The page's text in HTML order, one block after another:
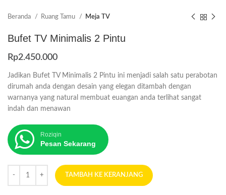
Beranda Ruang Tamu Meja TV
Bufet TV Minimalis 2 Pintu
Rp2.450.000
Jadikan Bufet TV Minimalis 2 Pintu ini menjadi salah satu perabotan
dirumah anda dengan desain yang elegan ditambah dengan
warnanya yang natural membuat euangan anda terlihat sangat
indah dan menawan
Roziqin
Pesan Sekarang
TAMBAH KE KERANJANG